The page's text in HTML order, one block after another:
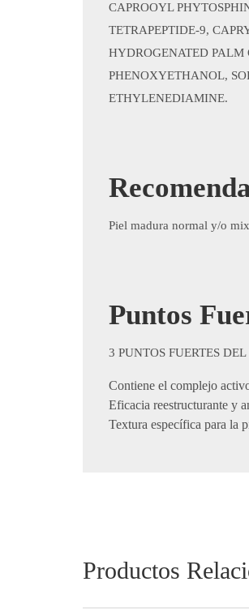
CAPROOYL
TETRAPEP­TIDE-9,
HYDROGENATED
PHENOXYETHANOL,
ETHYLENEDIAMINE.
​Piel madura normal y/o
Puntos
​​3 PUNTOS FUERTES
Contiene el complejo
Eficacia reestructurante y
Textura específica para la
Productos